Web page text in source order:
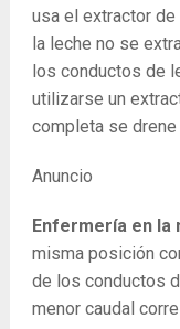
usa el extractor
la leche no se
los conductos de
utilizarse un
completa se
Anuncio
Enfermería en la
misma posición
de los conductos
menor caudal